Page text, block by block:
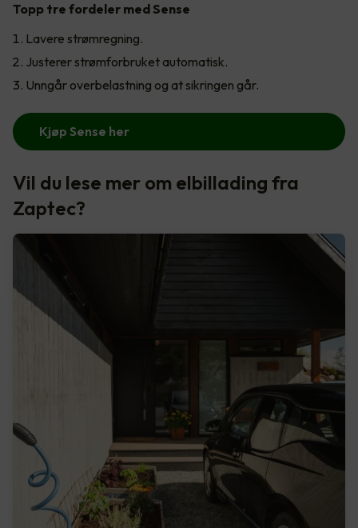
Topp tre fordeler med Sense
Lavere strømregning.
Justerer strømforbruket automatisk.
Unngår overbelastning og at sikringen går.
Kjøp Sense her
Vil du lese mer om elbillading fra
Zaptec?